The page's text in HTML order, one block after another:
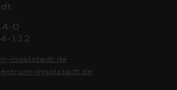
0
112
ingolstadt.de
ingolstadt.de